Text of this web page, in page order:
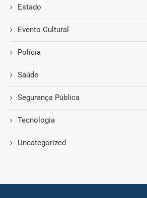
Estado
Evento Cultural
Polícia
Saúde
Segurança Pública
Tecnologia
Uncategorized